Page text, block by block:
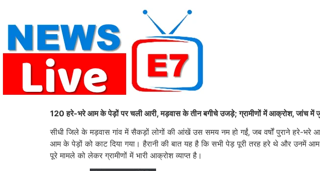
content
120 हरे-भरे आम के पेड़ों पर चली आरी, मड़वास के तीन बगीचे उजड़े; ग्रामीणों में आक्रोश, जांच में
सीधी जिले के मड़वास गांव में सैकड़ों लोगों की आंखें उस समय नम हो गईं, जब वर्षों पुराने हरे-भरे
आम के पेड़ों को काट दिया गया। हैरानी की बात यह है कि सभी पेड़ पूरी तरह हरे थे और उनमें
पूरे मामले को लेकर ग्रामीणों में भारी आक्रोश व्याप्त है।